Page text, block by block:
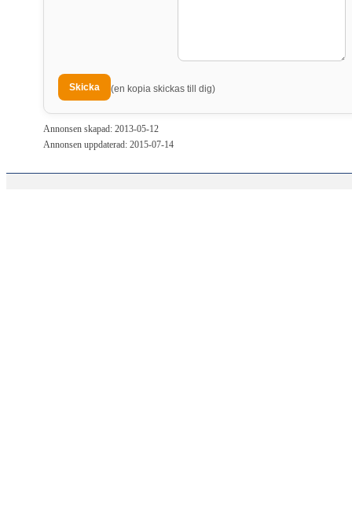
(en kopia skickas till dig)
Annonsen skapad: 2013-05-12
Annonsen uppdaterad: 2015-07-14